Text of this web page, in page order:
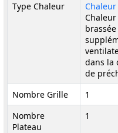
Type Chaleur
dans la
de
Nombre Grille
1
Nombre
Plateau
1